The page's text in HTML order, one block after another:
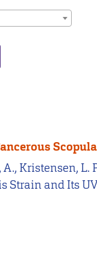
A., Kristensen,
Strain and Its